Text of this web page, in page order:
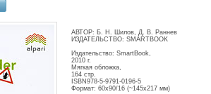
АВТОР: Б. Н. Шилов, Д. В. Раннев
ИЗДАТЕЛЬСТВО: SMARTBOOK
Издательство: SmartBook,
2010 г.
Мягкая обложка,
164 стр.
ISBN978-5-9791-0196-5
Формат: 60x90/16 (~145х217 мм)